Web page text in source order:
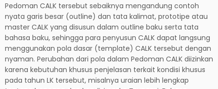
Pedoman CALK tersebut sebaiknya mengandung contoh
nyata garis besar (outline) dan tata kalimat, prototipe atau
master CALK yang disusun dalam outline baku serta tata
bahasa baku, sehingga para penyusun CALK dapat langsung
menggunakan pola dasar (template) CALK tersebut dengan
nyaman. Perubahan dari pola dalam Pedoman CALK diizinkan
karena kebutuhan khusus penjelasan terkait kondisi khusus
pada tahun LK tersebut, misalnya uraian lebih lengkap